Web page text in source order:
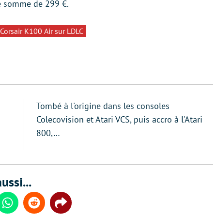
de 299 €.
K100 Air sur LDLC
Tombé à l'origine dans les consoles
Colecovision et Atari VCS, puis accro à l'Atari
800,…
WhatsappReddit Share